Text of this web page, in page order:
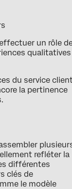
un rôle
qualitatives
du service
la pertinence
refléter la
différentes
clés de
le modèle